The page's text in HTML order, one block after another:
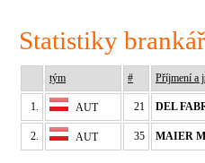
Statistiky
tým # Příjmení a
1. AUT 21 DEL
2. AUT 35 MAIER